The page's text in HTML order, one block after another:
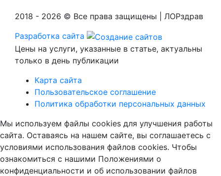
2018 - 2026 © Все права защищены | ЛОРздрав
Разработка сайта
Цены на услуги, указанные в статье, актуальны
только в день публикации
Карта сайта
Пользовательское соглашение
Политика обработки персональных данных
Мы используем файлы cookies для улучшения работы
сайта. Оставаясь на нашем сайте, вы соглашаетесь с
условиями использования файлов cookies. Чтобы
ознакомиться с нашими Положениями о
конфиденциальности и об использовании файлов